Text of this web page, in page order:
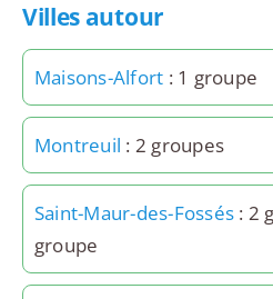
Villes autour
Maisons-Alfort : 1 groupe
Montreuil : 2 groupes
Saint-Maur-des-Fossés : 2
groupe